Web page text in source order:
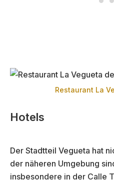
Restaurant La
Hotels
Der Stadtteil Vegueta hat
der näheren Umgebung
insbesondere in der Calle